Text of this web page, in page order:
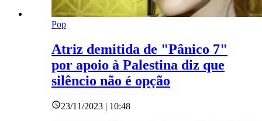
Pop
Atriz demitida de "Pânico 7"
por apoio à Palestina diz que
silêncio não é opção
23/11/2023 | 10:48